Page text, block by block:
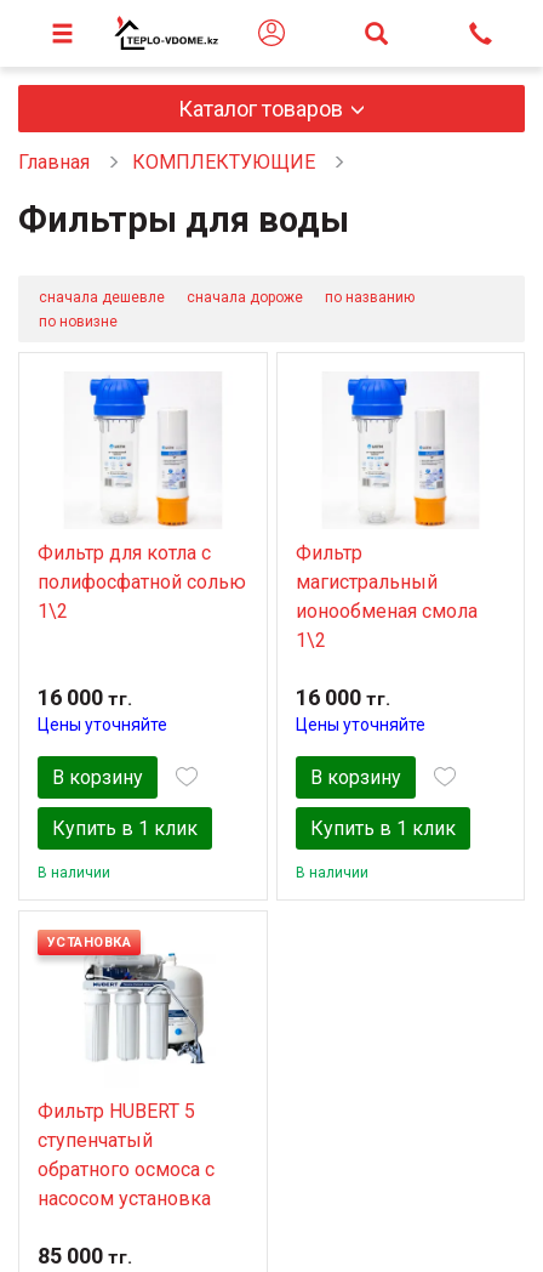
Каталог товаров
Главная КОМПЛЕКТУЮЩИЕ
Фильтры для воды
сначала дешевле сначала дороже
по названию
по новизне
Фильтр для котла с
полифосфатной солью
1\2
16 000 тг.
Цены уточняйте
В корзину
Купить в 1 клик
В наличии
Фильтр
магистральный
ионообменая смола
1\2
16 000тг.
Цены уточняйте
В корзину
Купить в 1 клик
В наличии
УСТАНОВКА
Фильтр HUBERT 5
ступенчатый
обратного осмоса с
насосом установка
85 000 тг.